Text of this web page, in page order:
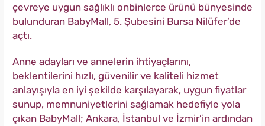
çevreye uygun sağlıklı onbinlerce ürünü bünyesinde
bulunduran BabyMall, 5. Şubesini Bursa Nilüfer’de
açtı.
Anne adayları ve annelerin ihtiyaçlarını,
beklentilerini hızlı, güvenilir ve kaliteli hizmet
anlayışıyla en iyi şekilde karşılayarak, uygun fiyatlar
sunup, memnuniyetlerini sağlamak hedefiyle yola
çıkan BabyMall; Ankara, İstanbul ve İzmir’in ardından